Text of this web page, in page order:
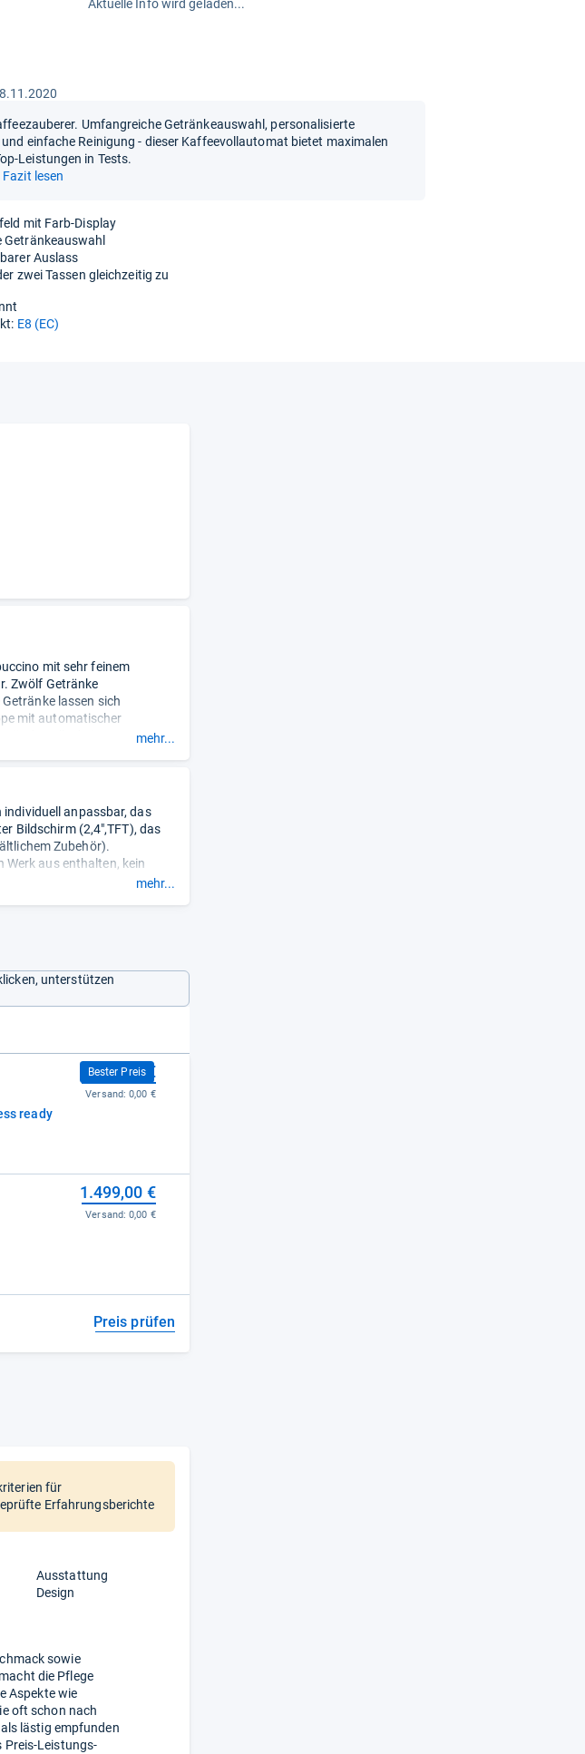
Aktuelle Info wird geladen...
Umfangreiche Getränkeauswahl, personalisierte
einfache Reinigung - dieser Kaffeevollautomat bietet maximalen
Leistungen in Tests.
lesen
mit Farb-Display
Getränkeauswahl
Auslass
zwei Tassen gleichzeitig zu
E8 (EC)
mit sehr feinem
Zwölf Getränke
lassen sich
mit automatischer
alle drei Monate
Espresso schmeckt
auf ‚normal‘ steht, der
mehr...
individuell anpassbar, das
Bildschirm (2,4",TFT), das
Zubehör).
aus enthalten, kein
mehr...
unterstützen
ready
Bester Preis
1.027,00 €
Versand:0,00 €
1.499,00 €
Versand:0,00 €
Preis prüfen
für
Erfahrungsberichte
Ausstattung
Design
sowie
die Pflege
Aspekte wie
oft schon nach
lästig empfunden
Preis-Leistungs-